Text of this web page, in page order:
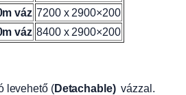
váz 7200 x 2900×200
váz 8400 x 2900×200
levehető (Detachable) vázzal.